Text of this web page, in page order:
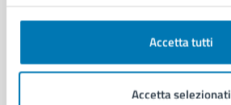
Accetta tutti
Accetta selezionati
Organi di governo
Enti e fondazioni